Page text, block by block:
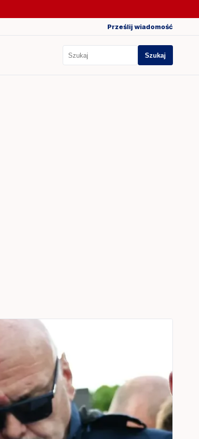
Prześlij wiadomość
Szukaj
Szukaj